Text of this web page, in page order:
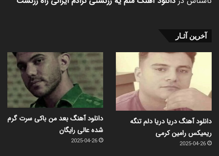
آخرین آثـار
دانلود آهنگ دریا دریا دلم تنگه
ریمیکس رامین کرمی
2025-04-26
دانلود آهنگ بعد من باکی سرت گرم
شده عالی رایگان
2025-04-26